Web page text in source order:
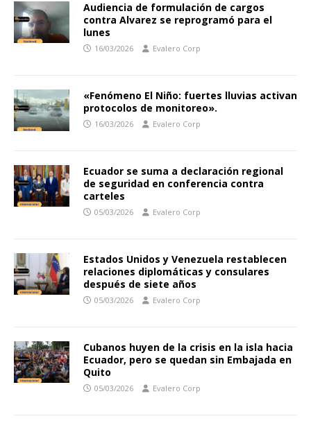
Audiencia de formulación de cargos
contra Alvarez se reprogramó para el
lunes
16/03/2026 Evalero Corp
«Fenómeno El Niño: fuertes lluvias activan
protocolos de monitoreo».
16/03/2026 Evalero Corp
Ecuador se suma a declaración regional
de seguridad en conferencia contra
carteles
05/03/2026 Evalero Corp
Estados Unidos y Venezuela restablecen
relaciones diplomáticas y consulares
después de siete años
05/03/2026 Evalero Corp
Cubanos huyen de la crisis en la isla hacia
Ecuador, pero se quedan sin Embajada en
Quito
05/03/2026 Evalero Corp